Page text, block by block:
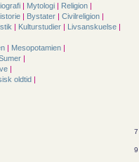
| Mytologi | Religion |
| Bystater | Civilreligion |
| Kulturstudier | Livsanskuelse |
| Mesopotamien |
|
|
oldtid |
7
9